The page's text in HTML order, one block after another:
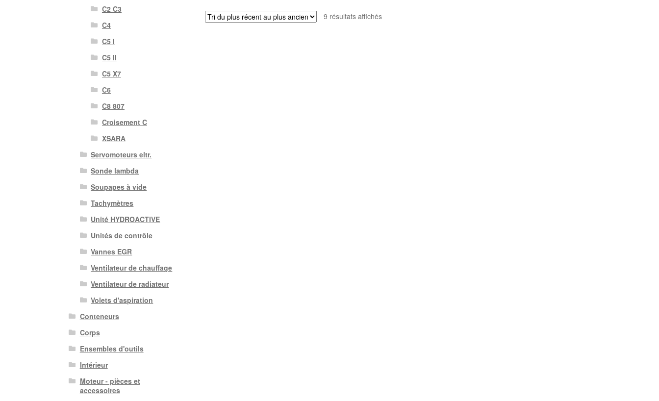
9 résultats affichésTrié
C2 C3
C4
C5 I
C5 II
C5 X7
C6
C8 807
Croisement C
XSARA
Servomoteurs eltr.
Sonde lambda
Soupapes à vide
Tachymètres
Unité HYDROACTIVE
Unités de contrôle
Vannes EGR
Ventilateur de chauffage
Ventilateur de radiateur
Volets d'aspiration
Conteneurs
Corps
Ensembles d'outils
Intérieur
Moteur - pièces et
accessoires